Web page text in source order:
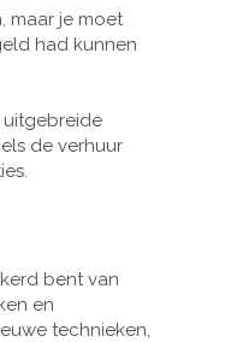
maar je moet
had kunnen
uitgebreide
de verhuur
bent van
en
technieken,